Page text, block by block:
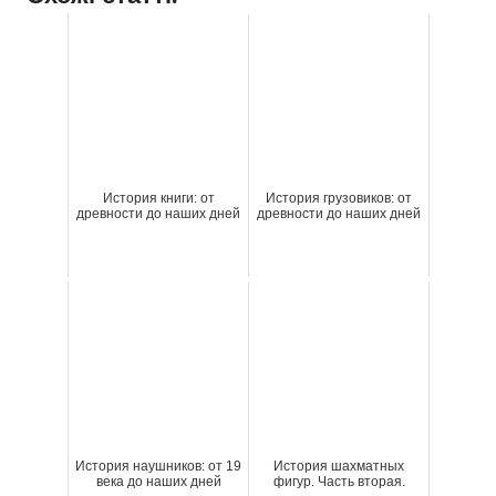
История книги: от
древности до наших дней
История грузовиков: от
древности до наших дней
История наушников: от 19
века до наших дней
История шахматных
фигур. Часть вторая.